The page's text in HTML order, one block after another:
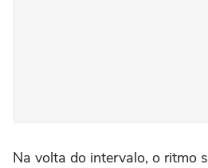
Na volta do intervalo, o ritmo